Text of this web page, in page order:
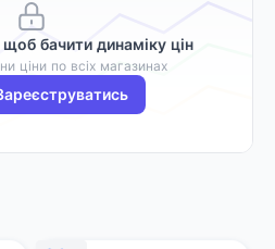
бачити динаміку цін
ціни по всіх магазинах